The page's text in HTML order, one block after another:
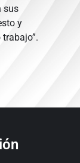
sus
y